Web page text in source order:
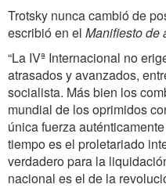
Trotsky nunca cambió de
escribió en el Manifiesto de
“La IVª Internacional no
atrasados y avanzados,
socialista. Más bien los
mundial de los oprimidos
única fuerza
tiempo es el proletariado
verdadero para la
nacional es el de la